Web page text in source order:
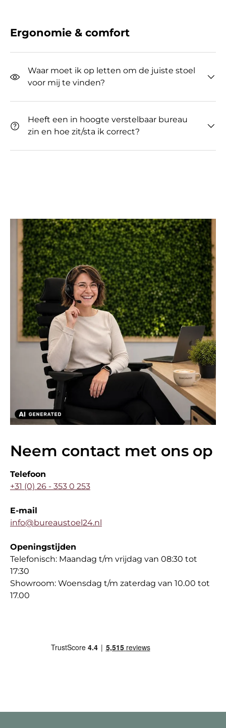
Ergonomie & comfort
Waar moet ik op letten om de juiste stoel
voor mij te vinden?
Heeft een in hoogte verstelbaar bureau
zin ​​en hoe zit/sta ik correct?
Neem contact met ons op
Telefoon
+31 (0) 26 - 353 0 253
E-mail
info@bureaustoel24.nl
Openingstijden
Telefonisch: Maandag t/m vrijdag van 08:30 tot
17:30
Showroom: Woensdag t/m zaterdag van 10.00 tot
17.00